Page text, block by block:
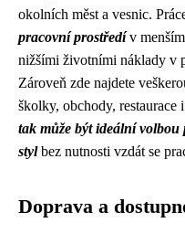
okolních měst a vesnic.
pracovní prostředív menším
nižšími životními náklady v
Zároveň zde najdete
školky, obchody,
tak může být ideální
stylbez nutnosti vzdát se
Doprava a